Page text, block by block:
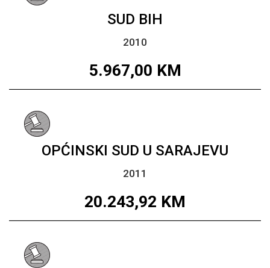
SUD BIH
2010
5.967,00 KM
OPĆINSKI SUD U SARAJEVU
2011
20.243,92 KM